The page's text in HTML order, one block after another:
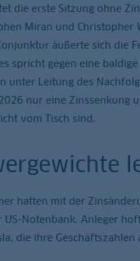
die erste Sitzung ohne
Miran und
äußerte sich die
spricht gegen eine
unter Leitung des
nur eine Zinssenkung
vom Tisch sind.
hatten mit der
US-Notenbank. Anleger
die ihre